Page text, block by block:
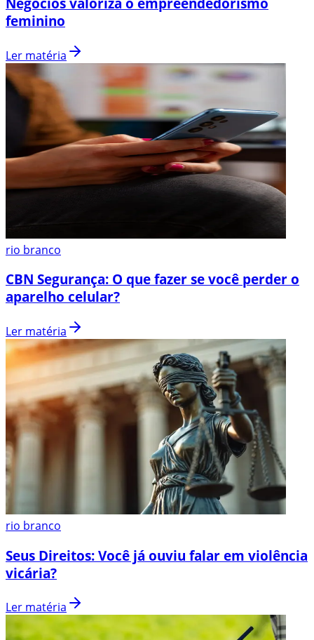
feminino
Ler matéria
rio branco
CBN Segurança: O que fazer se você perder o
aparelho celular?
Ler matéria
rio branco
Seus Direitos: Você já ouviu falar em violência
vicária?
Ler matéria